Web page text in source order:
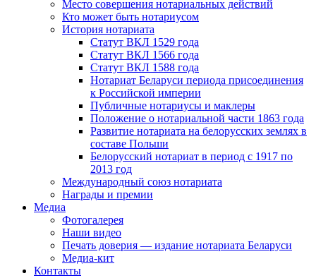
Место совершения нотариальных действий
Кто может быть нотариусом
История нотариата
Статут ВКЛ 1529 года
Статут ВКЛ 1566 года
Статут ВКЛ 1588 года
Нотариат Беларуси периода присоединения
к Российской империи
Публичные нотариусы и маклеры
Положение о нотариальной части 1863 года
Развитие нотариата на белорусских землях в
составе Польши
Белорусский нотариат в период с 1917 по
2013 год
Международный союз нотариата
Награды и премии
Медиа
Фотогалерея
Наши видео
Печать доверия — издание нотариата Беларуси
Медиа-кит
Контакты